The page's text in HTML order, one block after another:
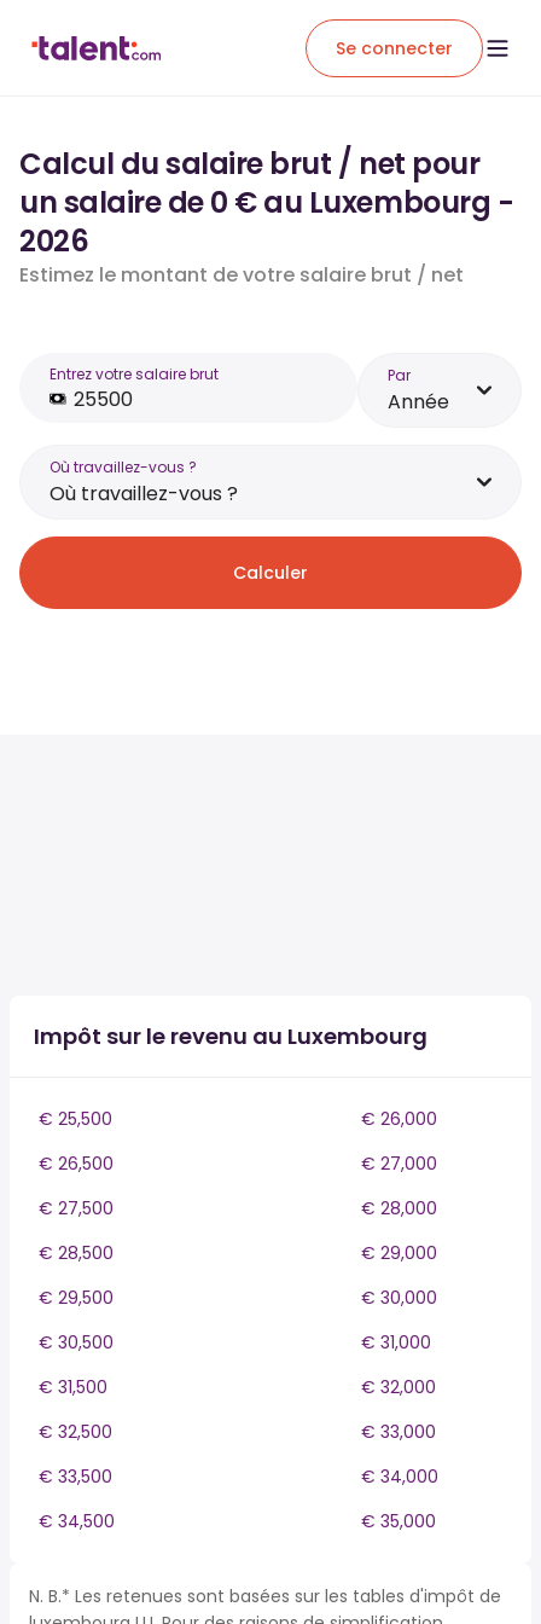
Se connecter
Calcul du salaire brut / net pour
un salaire de 0 € au Luxembourg -
2026
Estimez le montant de votre salaire brut / net
Entrez votre salaire brut Par
Année
Où travaillez-vous ?
Où travaillez-vous ?
Calculer
Impôt sur le revenu au Luxembourg
€ 25,500
€ 26,000
€ 26,500
€ 27,000
€ 27,500
€ 28,000
€ 28,500
€ 29,000
€ 29,500
€ 30,000
€ 30,500
€ 31,000
€ 31,500
€ 32,000
€ 32,500
€ 33,000
€ 33,500
€ 34,000
€ 34,500
€ 35,000
N. B.* Les retenues sont basées sur les tables d'impôt de